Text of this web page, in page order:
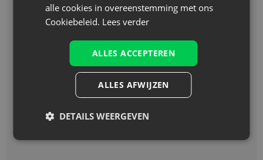
Wil je een sample van onze zakjes
bestellen?
+49 1512 4025 113
info@saketos.nl
alle cookies in overeenstemming met ons
Cookiebeleid. Lees verder
ALLES ACCEPTEREN
ALLES AFWIJZEN
DETAILS WEERGEVEN